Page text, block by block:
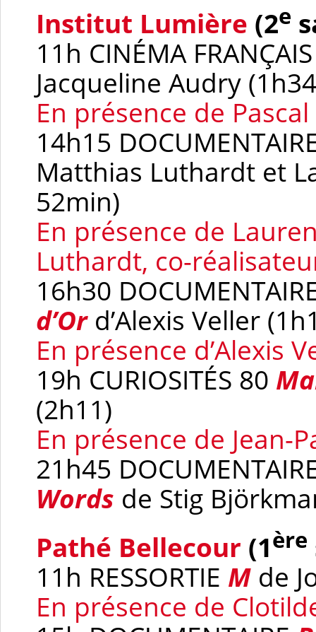
Institut Lumière (2e
11h CINÉMA
Jacqueline Audry
En présence de
14h15
Matthias Luthardt et
52min)
En présence de
Luthardt, co-
16h30
d’Ord’Alexis Veller
En présence d’Alexis
19h CURIOSITÉS 80
(2h11)
En présence de Jean-
21h45
Words de Stig
Pathé Bellecour (1ère
11h RESSORTIE M de
En présence de